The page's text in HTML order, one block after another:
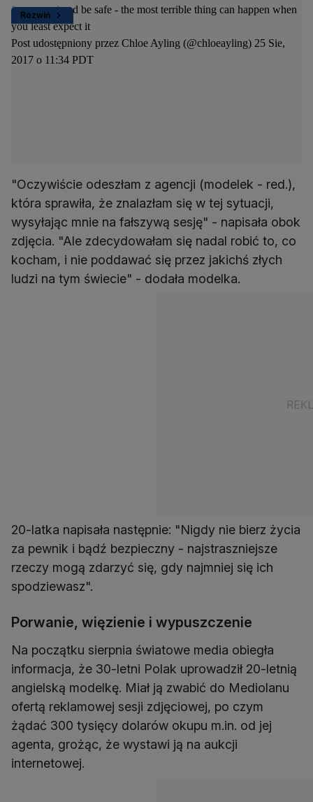
Rozwiń
for granted and be safe - the most terrible thing can happen when
you least expect it
Post udostępniony przez Chloe Ayling (@chloeayling) 25 Sie,
2017 o 11:34 PDT
"Oczywiście odeszłam z agencji (modelek - red.),
która sprawiła, że znalazłam się w tej sytuacji,
wysyłając mnie na fałszywą sesję" - napisała obok
zdjęcia. "Ale zdecydowałam się nadal robić to, co
kocham, i nie poddawać się przez jakichś złych
ludzi na tym świecie" - dodała modelka.
20-latka napisała następnie: "Nigdy nie bierz życia
za pewnik i bądź bezpieczny - najstraszniejsze
rzeczy mogą zdarzyć się, gdy najmniej się ich
spodziewasz".
Porwanie, więzienie i wypuszczenie
Na początku sierpnia światowe media obiegła
informacja, że 30-letni Polak uprowadził 20-letnią
angielską modelkę. Miał ją zwabić do Mediolanu
ofertą reklamowej sesji zdjęciowej, po czym
żądać 300 tysięcy dolarów okupu m.in. od jej
agenta, grożąc, że wystawi ją na aukcji
internetowej.